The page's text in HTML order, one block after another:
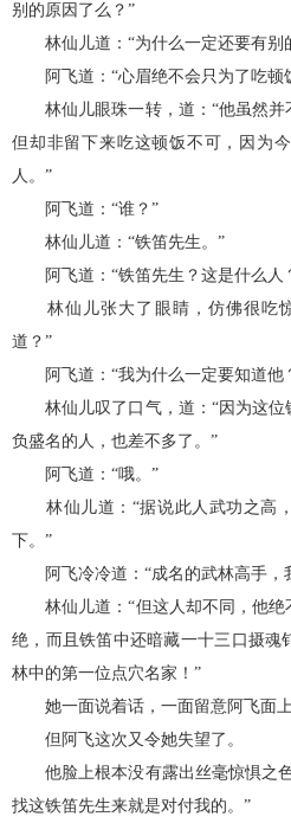
别的原因了么？”
林仙儿道：“为什么一定还要有别
阿飞道：“心眉绝不会只为了吃顿
林仙儿眼珠一转，道：“他虽然并
但却非留下来吃这顿饭不可，因为
人。”
阿飞道：“谁？”
林仙儿道：“铁笛先生。”
阿飞道：“铁笛先生？这是什么人
林仙儿张大了眼睛，仿佛很吃惊
道？”
阿飞道：“我为什么一定要知道他
林仙儿叹了口气，道：“因为这位
负盛名的人，也差不多了。”
阿飞道：“哦。”
林仙儿道：“据说此人武功之高，
下。”
阿飞冷冷道：“成名的武林高手，
林仙儿道：“但这人却不同，他绝
绝，而且铁笛中还暗藏一十三口摄魂
林中的第一位点穴名家！”
她一面说着话，一面留意阿飞面上
但阿飞这次又令她失望了。
他脸上根本没有露出丝毫惊惧之色
找这铁笛先生来就是对付我的。”